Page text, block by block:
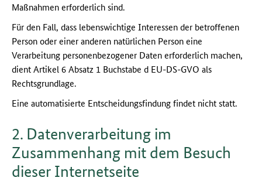
Maßnahmen erforderlich sind.
Für den Fall, dass lebenswichtige Interessen der betroffenen
Person oder einer anderen natürlichen Person eine
Verarbeitung personenbezogener Daten erforderlich machen,
dient Artikel 6 Absatz 1 Buchstabe d EU-DS-GVO als
Rechtsgrundlage.
Eine automatisierte Entscheidungsfindung findet nicht statt.
2. Datenverarbeitung im
Zusammenhang mit dem Besuch
dieser Internetseite